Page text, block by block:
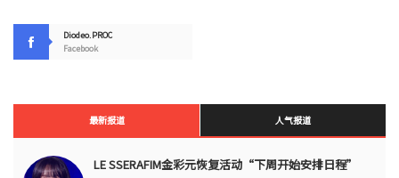
Diodeo.PROC
Facebook
最新报道 人气报道
LE SSERAFIM金彩元恢复活动“下周开始安排日程”